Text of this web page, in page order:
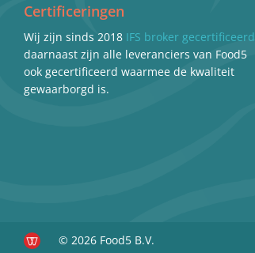
Certificeringen
Wij zijn sinds 2018 IFS broker gecertificeerd
daarnaast zijn alle leveranciers van Food5
ook gecertificeerd waarmee de kwaliteit
gewaarborgd is.
© 2026 Food5 B.V.